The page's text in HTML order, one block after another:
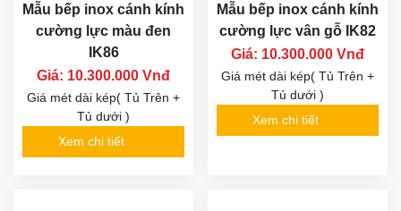
Mẫu bếp inox cánh kính
cường lực màu đen
IK86
Giá: 10.300.000 Vnđ
Giá mét dài kép( Tủ Trên +
Tủ dưới )
Xem chi tiết
Mẫu bếp inox cánh kính
cường lực vân gỗ IK82
Giá: 10.300.000 Vnđ
Giá mét dài kép( Tủ Trên +
Tủ dưới )
Xem chi tiết